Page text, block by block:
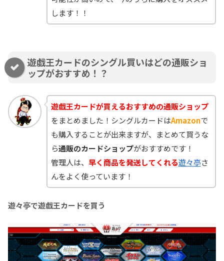
します！！
遊戯王カードのシングル買いはどの通販ショ
ップがおすすめ！？
遊戯王カードが買えるおすすめの通販ショップ
をまとめました！シングルカードはAmazonで
も購入することが出来ますが、まとめて買うな
ら通販のカードショップがおすすめです！
管理人は、 早く商品を発送してくれる遊々亭さ
んをよく使っています！
遊々亭で遊戯王カードを買う